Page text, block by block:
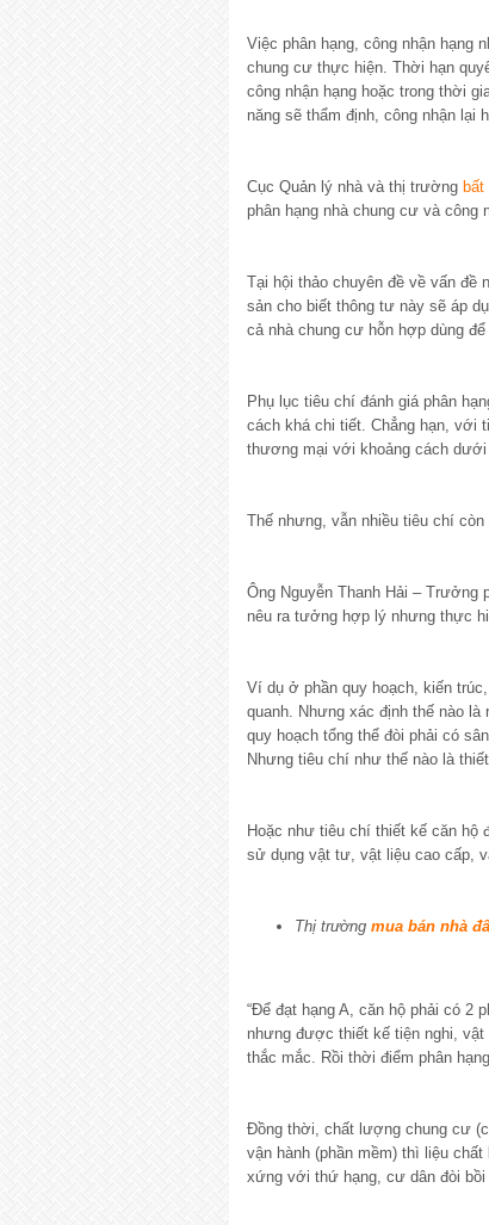
Việc phân hạng, công nhận hạng
chung cư thực hiện. Thời hạn
công nhận hạng hoặc trong thời
năng sẽ thẩm định, công nhận lại
Cục Quản lý nhà và thị trường bất
phân hạng nhà chung cư và
Tại hội thảo chuyên đề về vấn đề
sản cho biết thông tư này sẽ áp
cả nhà chung cư hỗn hợp dùng
Phụ lục tiêu chí đánh giá phân
cách khá chi tiết. Chẳng hạn, với
thương mại với khoảng cách
Thế nhưng, vẫn nhiều tiêu chí
Ông Nguyễn Thanh Hải – Trưởng
nêu ra tưởng hợp lý nhưng thực
Ví dụ ở phần quy hoạch, kiến
quanh. Nhưng xác định thế nào
quy hoạch tổng thể đòi phải có
Nhưng tiêu chí như thế nào là
Hoặc như tiêu chí thiết kế căn hộ
sử dụng vật tư, vật liệu cao cấp,
Thị trường mua bán nhà
“Để đạt hạng A, căn hộ phải có 2
nhưng được thiết kế tiện nghi, vật
thắc mắc. Rồi thời điểm phân
Đồng thời, chất lượng chung cư
vận hành (phần mềm) thì liệu
xứng với thứ hạng, cư dân đòi